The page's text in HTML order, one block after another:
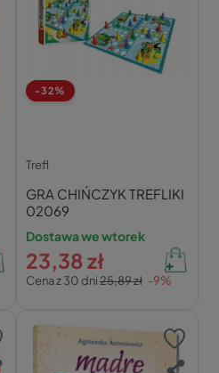
-32%
Trefl
GRA CHIŃCZYK TREFLIKI
02069
Dostawa we wtorek
Cena z 30 dni25,89 zł -9%
23,38 zł